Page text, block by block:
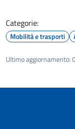
Categorie:
Mobilità e trasporti
Ultimo aggiornamento: